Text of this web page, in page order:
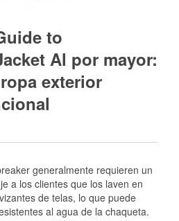
to
Al por mayor:
exterior